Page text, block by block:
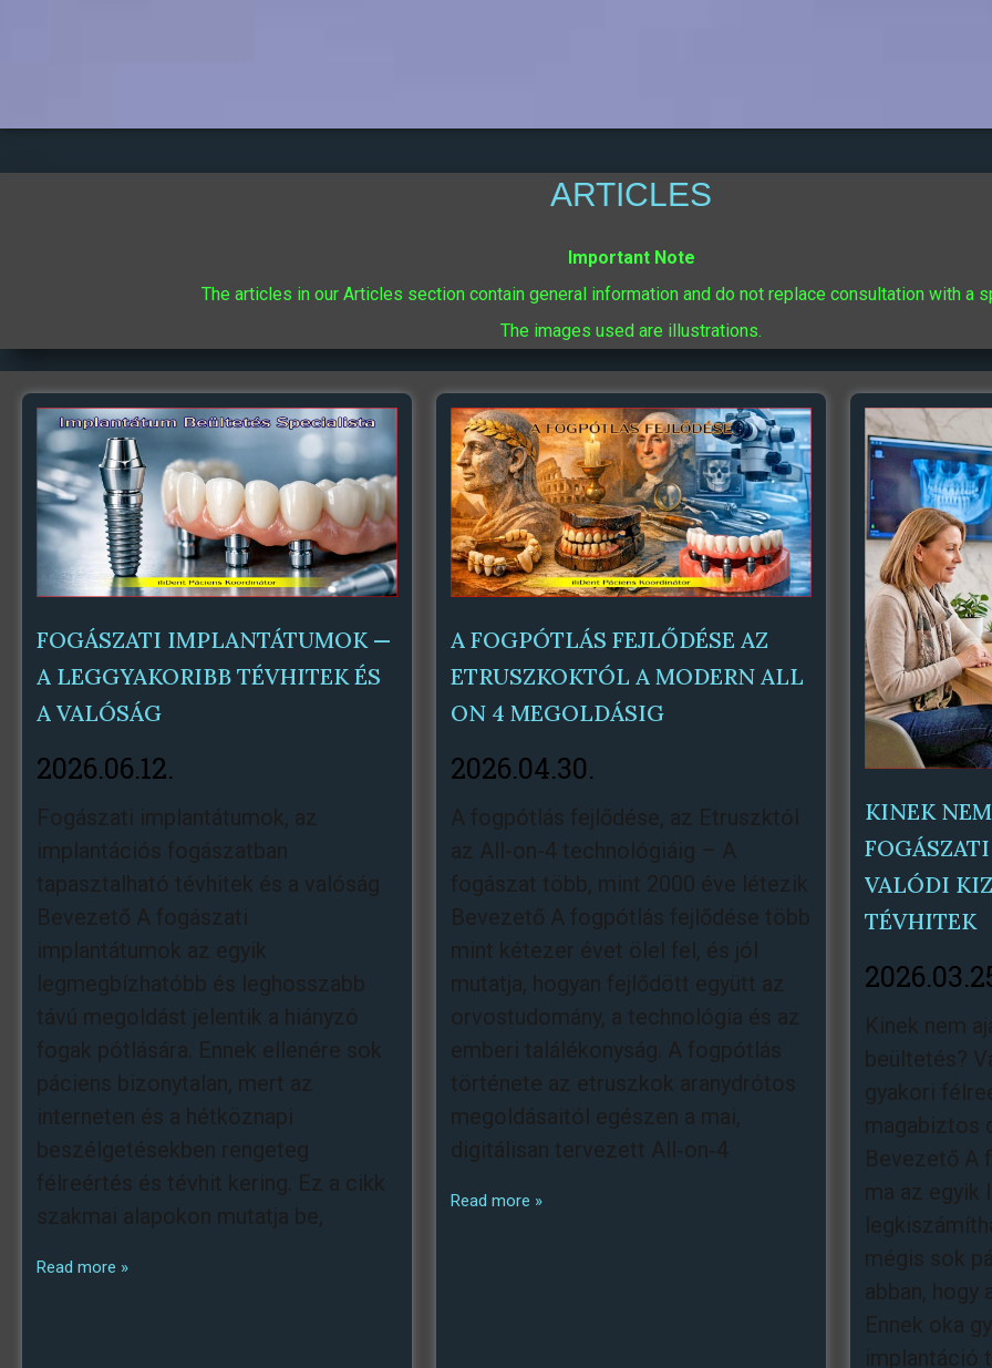
ARTICLES
Important Note
The articles in our Articles section contain general information and do not replace consultation with a
The images used are illustrations.
FOGÁSZATI IMPLANTÁTUMOK —
A LEGGYAKORIBB TÉVHITEK ÉS
A VALÓSÁG
2026.06.12.
Fogászati ​​implantátumok, az
implantációs fogászatban
tapasztalható tévhitek és a valóság
Bevezető A fogászati
implantátumok az egyik
legmegbízhatóbb és leghosszabb
távú megoldást jelentik a hiányzó
fogak pótlására. Ennek ellenére sok
páciens bizonytalan, mert az
interneten és a hétköznapi
beszélgetésekben rengeteg
félreértés és tévhit kering. Ez a cikk
szakmai alapokon mutatja be,
Read more »
A FOGPÓTLÁS FEJLŐDÉSE AZ
ETRUSZKOKTÓL A MODERN ALL
ON 4 MEGOLDÁSIG
2026.04.30.
A fogpótlás fejlődése, az Etruszktól
az All-on-4 technológiáig – A
fogászat több, mint 2000 éve létezik
Bevezető A fogpótlás fejlődése több
mint kétezer évet ölel fel, és jól
mutatja, hogyan fejlődött együtt az
orvostudomány, a technológia és az
emberi találékonyság. A fogpótlás
története az etruszkok aranydrótos
megoldásaitól egészen a mai,
digitálisan tervezett All‑on‑4
Read more »
KINEK
VALÓDI
TÉVHITEK
Kinek nem
beültetés?
gyakori
magabiztos
Bevezető A
ma az egyik
mégis sok
abban, hogy
Ennek oka
implantáció
OldalOldalOldalOldalOldalOldalOldalOldal